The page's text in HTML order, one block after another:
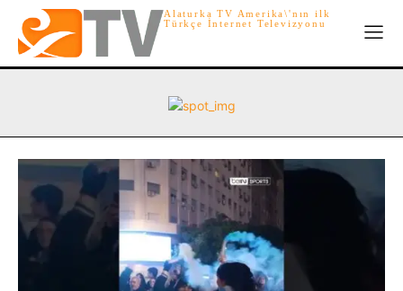
Alaturka TV Amerika\'nın ilk
Türkçe İnternet Televizyonu